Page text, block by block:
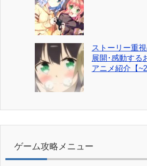
ストーリー重
展開･感動する
アニメ紹介【
ゲーム攻略メニュー